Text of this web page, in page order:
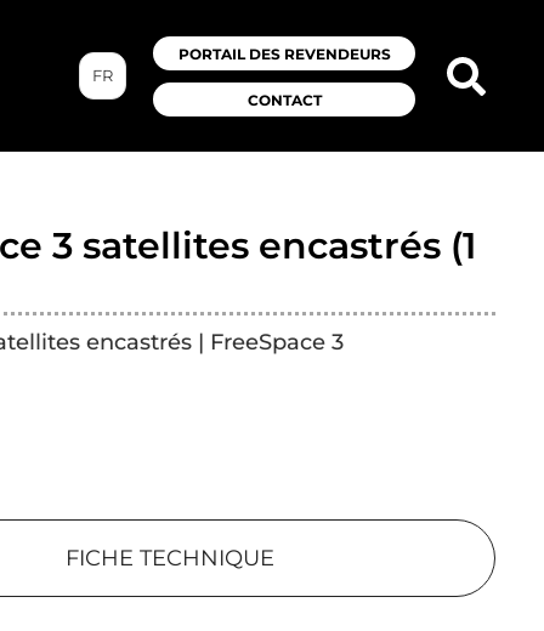
PORTAIL DES REVENDEURS
CONTACT
FR
3 satellites encastrés (1
encastrés | FreeSpace 3
FICHE TECHNIQUE